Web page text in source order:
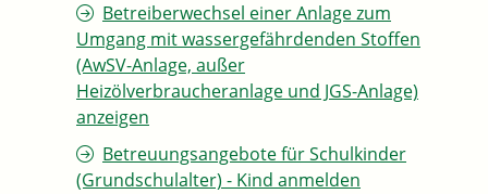
Betreiberwechsel einer Anlage zum
Umgang mit wassergefährdenden Stoffen
(AwSV-Anlage, außer
Heizölverbraucheranlage und JGS-Anlage)
anzeigen
Betreuungsangebote für Schulkinder
(Grundschulalter) - Kind anmelden